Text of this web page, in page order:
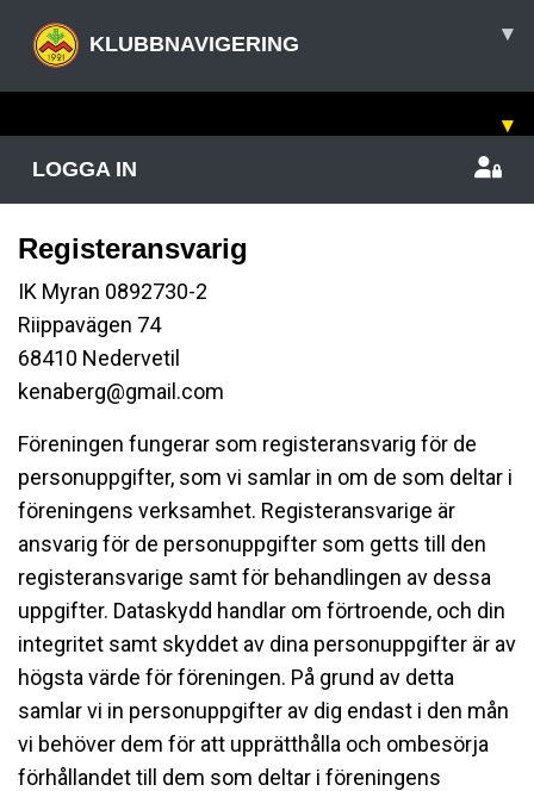
KLUBBNAVIGERING ▾
▾
LOGGA IN
Registeransvarig
IK Myran 0892730-2
Riippavägen 74
68410 Nedervetil
kenaberg@gmail.com
Föreningen fungerar som registeransvarig för de
personuppgifter, som vi samlar in om de som deltar i
föreningens verksamhet. Registeransvarige är
ansvarig för de personuppgifter som getts till den
registeransvarige samt för behandlingen av dessa
uppgifter. Dataskydd handlar om förtroende, och din
integritet samt skyddet av dina personuppgifter är av
högsta värde för föreningen. På grund av detta
samlar vi in personuppgifter av dig endast i den mån
vi behöver dem för att upprätthålla och ombesörja
förhållandet till dem som deltar i föreningens